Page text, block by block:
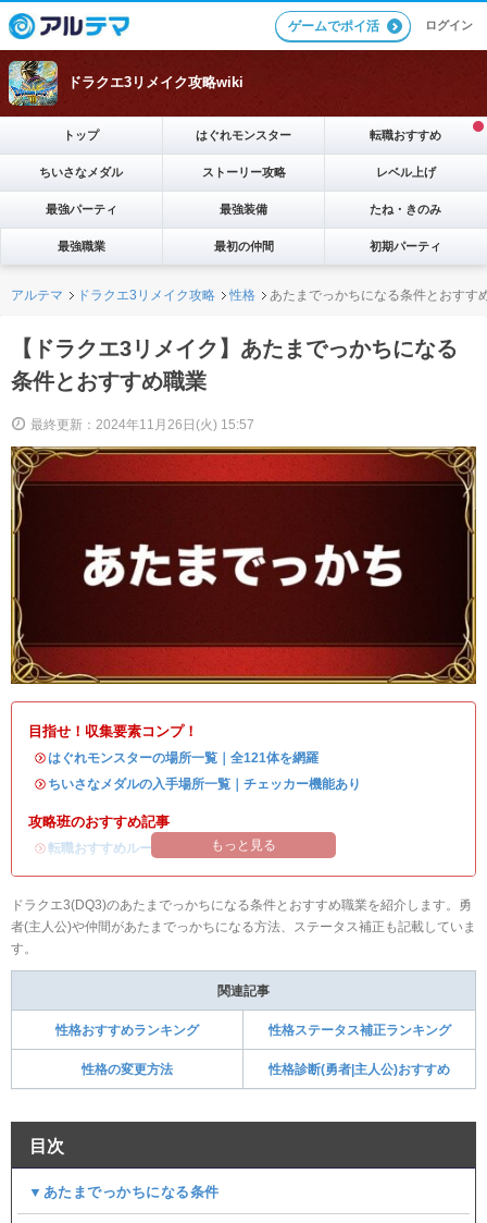
ゲームでポイ活 ログイン
ドラクエ3リメイク攻略wiki
トップ はぐれモンスター 転職おすすめ
ちいさなメダル ストーリー攻略 レベル上げ
最強パーティ 最強装備 たね・きのみ
最強職業 最初の仲間 初期パーティ
アルテマ ドラクエ3リメイク攻略 性格 あたまでっかちになる条件とおすす
【ドラクエ3リメイク】あたまでっかちになる
条件とおすすめ職業
最終更新：2024年11月26日(火) 15:57
目指せ！収集要素コンプ！
・はぐれモンスターの場所一覧｜全121体を網羅
・ ちいさなメダルの入手場所一覧｜チェッカー機能あり
攻略班のおすすめ記事
・転職おすすめルート もっと見る
ドラクエ3(DQ3)のあたまでっかちになる条件とおすすめ職業を紹介します。勇
者(主人公)や仲間があたまでっかちになる方法、ステータス補正も記載していま
す。
関連記事
性格おすすめランキング 性格ステータス補正ランキング
性格の変更方法 性格診断(勇者|主人公)おすすめ
目次
▼あたまでっかちになる条件